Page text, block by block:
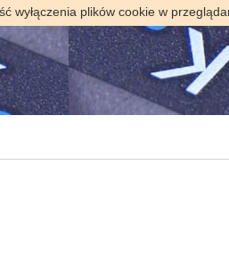
plików cookie w